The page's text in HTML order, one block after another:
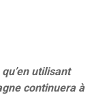
utilisant
continuera à